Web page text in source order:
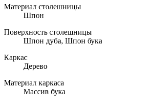
Материал столешницы
Шпон
Поверхность столешницы
Шпон дуба, Шпон бука
Каркас
Дерево
Материал каркаса
Массив бука